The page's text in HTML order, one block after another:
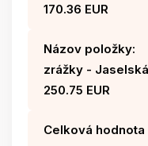
170.36 EUR
Názov položky:
zrážky -
250.75 EUR
Celková